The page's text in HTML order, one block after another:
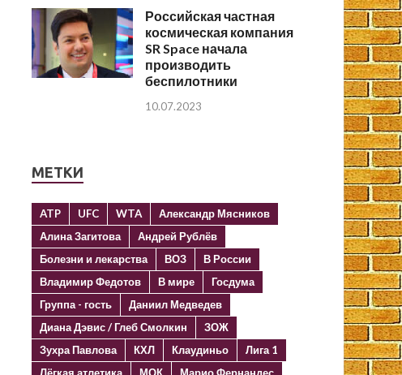
Российская частная
космическая компания
SR Space начала
производить
беспилотники
10.07.2023
МЕТКИ
ATP UFC WTA
Александр Мясников
Алина Загитова
Андрей Рублёв
Болезни и лекарства
ВОЗ
В России
Владимир Федотов
В мире
Госдума
Группа - гость
Даниил Медведев
Диана Дэвис / Глеб Смолкин
ЗОЖ
Зухра Павлова
КХЛ Клаудиньо
Лига 1